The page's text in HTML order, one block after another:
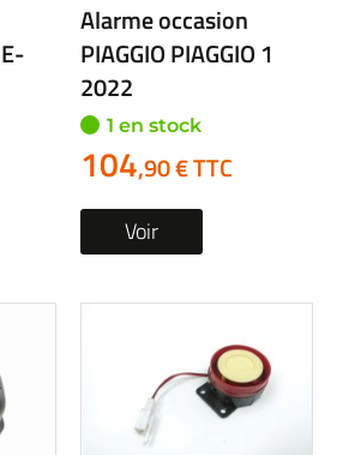
Alarme occasion
PIAGGIO PIAGGIO 1
2022
1 en stock
104,90 € TTC
Voir